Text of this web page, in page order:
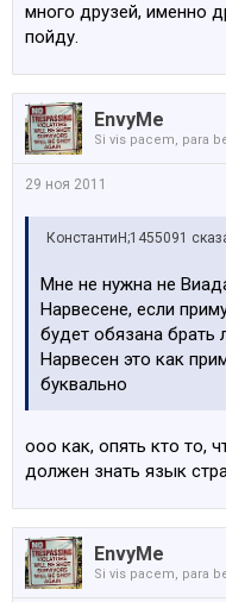
много друзей, именно
пойду.
EnvyMe
Si vis pacem, para
29 ноя 2011
КонстантиН;1455091
Мне не нужна не
Нарвесене, если
будет обязана
Нарвесен это как
буквально
ооо как, опять кто то,
должен знать язык
EnvyMe
Si vis pacem, para